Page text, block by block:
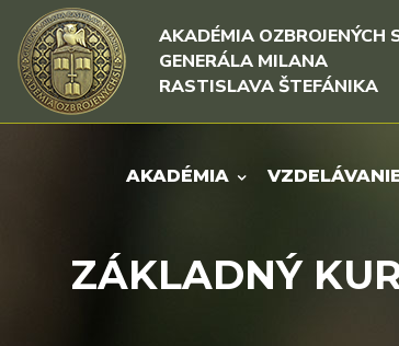
Rovno na obsah
Rovno na menu
AKADÉMIA OZBROJENÝCH
GENERÁLA MILANA
RASTISLAVA ŠTEFÁNIKA
AKADÉMIA
ZÁKLADNÝ